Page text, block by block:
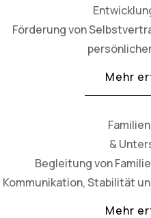
Förderung von
Mehr
&
Begleitung von
Kommunikation, Stabilität
Mehr